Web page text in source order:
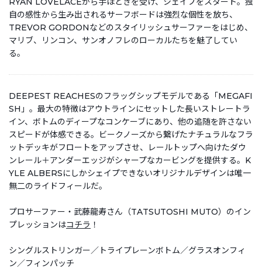
自の感性から生み出されるサーフボードは強烈な個性を放ち、
TREVOR GORDONなどのスタイリッシュサーファーをはじめ、
マリブ、リンコン、サンオノフレのローカルたちを魅了してい
る。
DEEPEST REACHESのフラッグシップモデルである「MEGAFI
SH」。最大の特徴はアウトラインにセットした長いストレートラ
イン、ボトムのディープなコンケーブにあり、他の追随を許さない
スピードが体感できる。ビークノーズから繋げたナチュラルなフラ
ットデッキがフロートをアップさせ、レールトップへ向けたダウ
ンレール＋アンダーエッジがシャープなカービングを提供する。K
YLE ALBERSにしかシェイプできないオリジナルデザインは唯一
無二のライドフィールだ。
プロサーファー・武藤龍寿さん（TATSUTOSHI MUTO）のイン
プレッションはコチラ ！
シングルストリンガー／トライプレーンボトム／グラスオンフィ
ン／フィンパッチ